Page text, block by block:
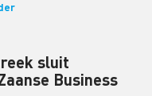
sluit
Business